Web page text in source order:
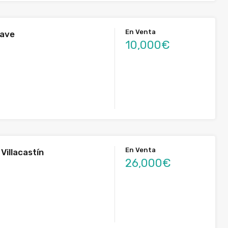
En Venta
10,000€
En Venta
26,000€